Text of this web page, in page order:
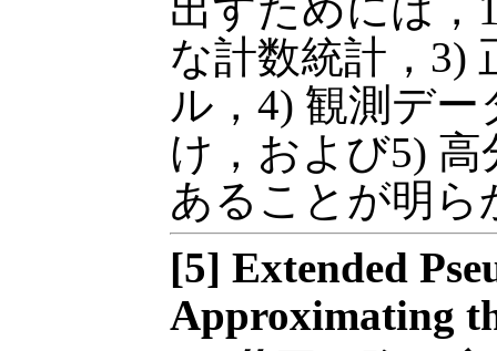
出すためには，
な計数統計，3)
ル，4) 観測デ
け，および5)
あることが明ら
[5] Extended
Approximating